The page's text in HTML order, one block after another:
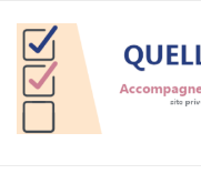
content
Home